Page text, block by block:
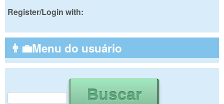
Register/Login with:
👨‍💼Menu do usuário
Formulário de busca